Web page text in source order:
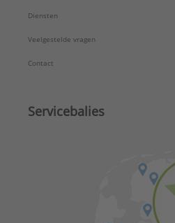
Diensten
Veelgestelde vragen
Contact
Servicebalies